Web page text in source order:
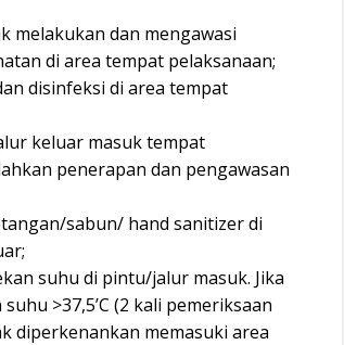
melakukan dan mengawasi
di area tempat pelaksanaan;
disinfeksi di area tempat
keluar masuk tempat
penerapan dan pengawasan
sabun/ hand sanitizer di
suhu di pintu/jalur masuk. Jika
>37,5’C (2 kali pemeriksaan
diperkenankan memasuki area